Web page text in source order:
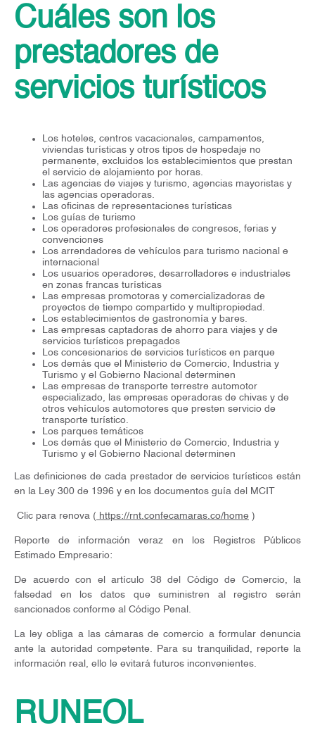
Cuáles son los
prestadores de
servicios turísticos
Los hoteles, centros vacacionales, campamentos,
viviendas turísticas y otros tipos de hospedaje no
permanente, excluidos los establecimientos que prestan
el servicio de alojamiento por horas.
Las agencias de viajes y turismo, agencias mayoristas y
las agencias operadoras.
Las oficinas de representaciones turísticas
Los guías de turismo
Los operadores profesionales de congresos, ferias y
convenciones
Los arrendadores de vehículos para turismo nacional e
internacional
Los usuarios operadores, desarrolladores e industriales
en zonas francas turísticas
Las empresas promotoras y comercializadoras de
proyectos de tiempo compartido y multipropiedad.
Los establecimientos de gastronomía y bares.
Las empresas captadoras de ahorro para viajes y de
servicios turísticos prepagados
Los concesionarios de servicios turísticos en parque
Los demás que el Ministerio de Comercio, Industria y
Turismo y el Gobierno Nacional determinen
Las empresas de transporte terrestre automotor
especializado, las empresas operadoras de chivas y de
otros vehículos automotores que presten servicio de
transporte turístico.
Los parques temáticos
Los demás que el Ministerio de Comercio, Industria y
Turismo y el Gobierno Nacional determinen
Las definiciones de cada prestador de servicios turísticos están
en la Ley 300 de 1996 y en los documentos guía del MCIT
Clic para renova ( https://rnt.confecamaras.co/home )
Reporte de información veraz en los Registros Públicos
Estimado Empresario:
De acuerdo con el artículo 38 del Código de Comercio, la
falsedad en los datos que suministren al registro serán
sancionados conforme al Código Penal.
La ley obliga a las cámaras de comercio a formular denuncia
ante la autoridad competente. Para su tranquilidad, reporte la
información real, ello le evitará futuros inconvenientes.
RUNEOL